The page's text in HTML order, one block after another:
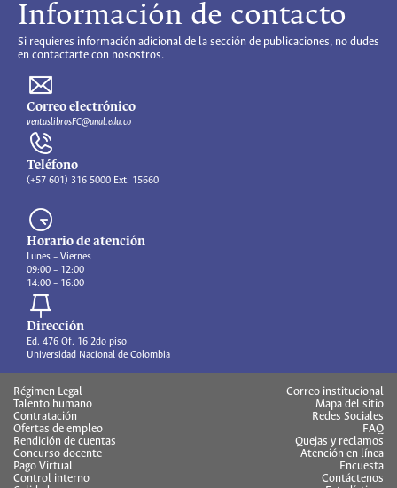
Información de contacto
Si requieres información adicional de la sección de publicaciones, no dudes
en contactarte con nosostros.
Correo electrónico
ventaslibrosFC@unal.edu.co
Teléfono
(+57 601) 316 5000 Ext. 15660
Horario de atención
Lunes – Viernes
09:00 – 12:00
14:00 – 16:00
Dirección
Ed. 476 Of. 16 2do piso
Universidad Nacional de Colombia
Régimen Legal
Talento humano
Contratación
Ofertas de empleo
Rendición de cuentas
Concurso docente
Pago Virtual
Control interno
Correo institucional
Mapa del sitio
Redes Sociales
FAQ
Quejas y reclamos
Atención en línea
Encuesta
Contáctenos